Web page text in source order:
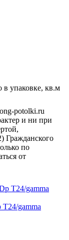
в упаковке, кв.м
potolki.ru
и ни при
Гражданского
по
от
gamma